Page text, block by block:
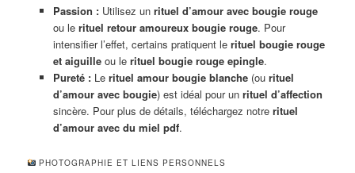
Passion :Utilisez un rituel d’amour avec bougie rouge
ou le rituel retour amoureux bougie rouge. Pour
intensifier l’effet, certains pratiquent le rituel bougie rouge
et aiguilleou le rituel bougie rouge epingle.
Pureté :Le rituel amour bougie blanche(ou rituel
d’amour avec bougie) est idéal pour un rituel d’affection
sincère. Pour plus de détails, téléchargez notre rituel
d’amour avec du miel pdf.
PHOTOGRAPHIE ET LIENS PERSONNELS